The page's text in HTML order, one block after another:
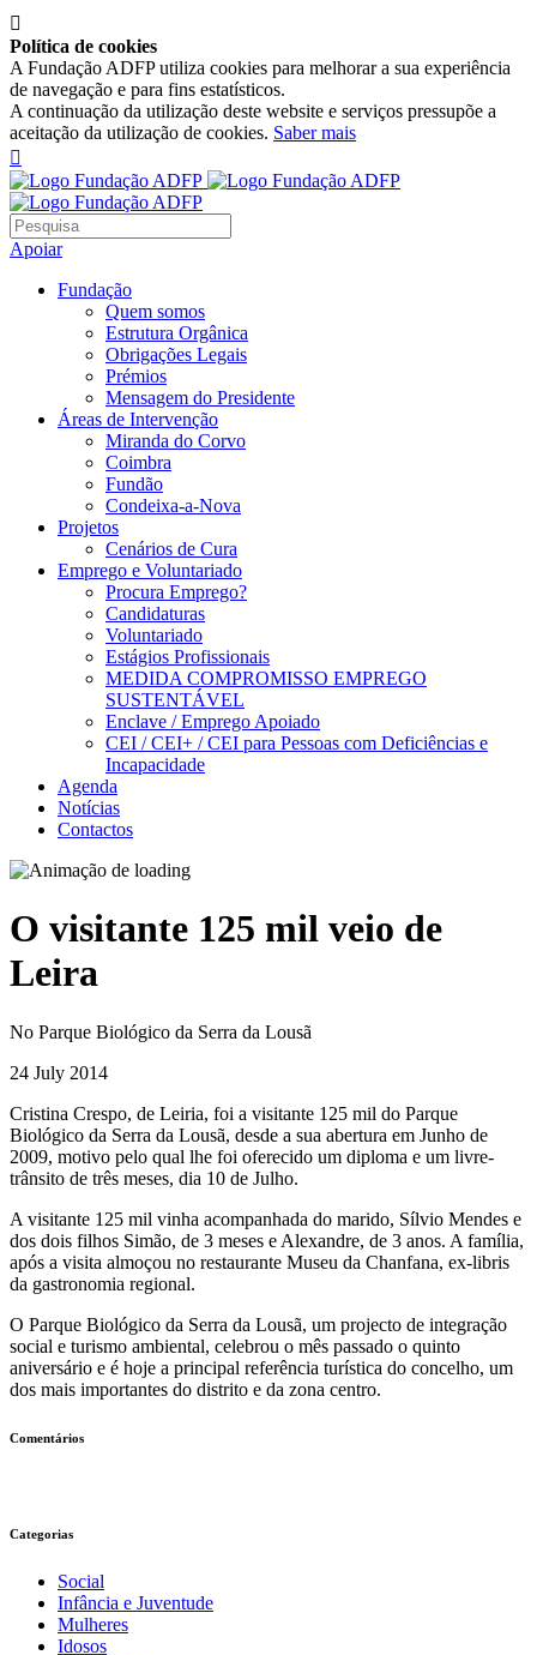

Política de cookies
A Fundação ADFP utiliza cookies para melhorar a sua experiência
de navegação e para fins estatísticos.
A continuação da utilização deste website e serviços pressupõe a
aceitação da utilização de cookies. Saber mais

Apoiar
Fundação
Quem somos
Estrutura Orgânica
Obrigações Legais
Prémios
Mensagem do Presidente
Áreas de Intervenção
Miranda do Corvo
Coimbra
Fundão
Condeixa-a-Nova
Projetos
Cenários de Cura
Emprego e Voluntariado
Procura Emprego?
Candidaturas
Voluntariado
Estágios Profissionais
MEDIDA COMPROMISSO EMPREGO
SUSTENTÁVEL
Enclave / Emprego Apoiado
CEI / CEI+ / CEI para Pessoas com Deficiências e
Incapacidade
Agenda
Notícias
Contactos
O visitante 125 mil veio de
Leira
No Parque Biológico da Serra da Lousã
24 July 2014
Cristina Crespo, de Leiria, foi a visitante 125 mil do Parque
Biológico da Serra da Lousã, desde a sua abertura em Junho de
2009, motivo pelo qual lhe foi oferecido um diploma e um livre-
trânsito de três meses, dia 10 de Julho.
A visitante 125 mil vinha acompanhada do marido, Sílvio Mendes e
dos dois filhos Simão, de 3 meses e Alexandre, de 3 anos. A família,
após a visita almoçou no restaurante Museu da Chanfana, ex-libris
da gastronomia regional.
O Parque Biológico da Serra da Lousã, um projecto de integração
social e turismo ambiental, celebrou o mês passado o quinto
aniversário e é hoje a principal referência turística do concelho, um
dos mais importantes do distrito e da zona centro.
Comentários
Categorias
Social
Infância e Juventude
Mulheres
Idosos